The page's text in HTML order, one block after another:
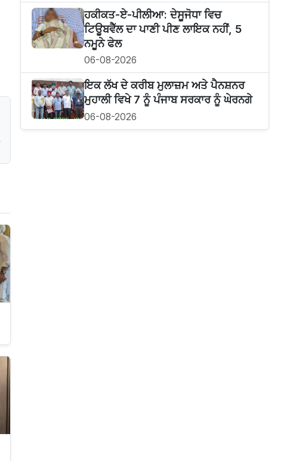
ਹਕੀਕਤ-ਏ-ਪੀਲੀਆ: ਦੇਸੂਜੋਧਾ ਵਿਚ
ਟਿਊਬਵੈੱਲ ਦਾ ਪਾਣੀ ਪੀਣ ਲਾਇਕ ਨਹੀਂ, 5
ਨਮੂਨੇ ਫੇਲ
06-08-2026
ਇਕ ਲੱਖ ਦੇ ਕਰੀਬ ਮੁਲਾਜ਼ਮ ਅਤੇ ਪੈਨਸ਼ਨਰ
ਮੁਹਾਲੀ ਵਿਖੇ 7 ਨੂੰ ਪੰਜਾਬ ਸਰਕਾਰ ਨੂੰ ਘੇਰਨਗੇ
06-08-2026